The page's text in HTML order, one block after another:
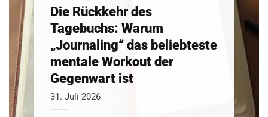
Die Rückkehr des
Tagebuchs: Warum
„Journaling“ das beliebteste
mentale Workout der
Gegenwart ist
31. Juli 2026